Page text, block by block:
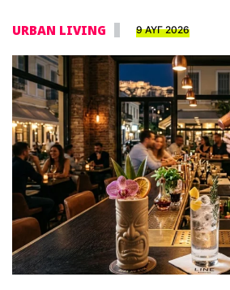
URBAN LIVING 9 ΑΥΓ 2026